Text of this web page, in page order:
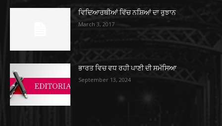
ਵਿਦਿਆਰਥੀਆਂ ਵਿੱਚ ਨਸ਼ਿਆਂ ਦਾ ਰੁਝਾਨ
March 3, 2017
ਭਾਰਤ ਵਿਚ ਵਧ ਰਹੀ ਪਾਣੀ ਦੀ ਸਮੱਸਿਆ
September 13, 2024